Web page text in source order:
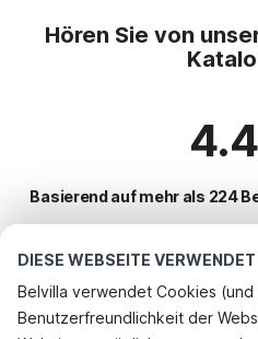
DIESE WEBSEITE
Belvilla verwendet Cookies
Benutzerfreundlichkeit der
Hören Sie von
Basierend auf mehr als 224
Beliebteste
Beliebte Ausstattungen für